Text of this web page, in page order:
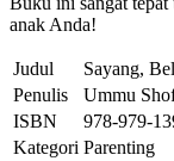
anak Anda!
Judul
Sayang,
Penulis
Ummu
ISBN
978-979-
Kategori Parenting